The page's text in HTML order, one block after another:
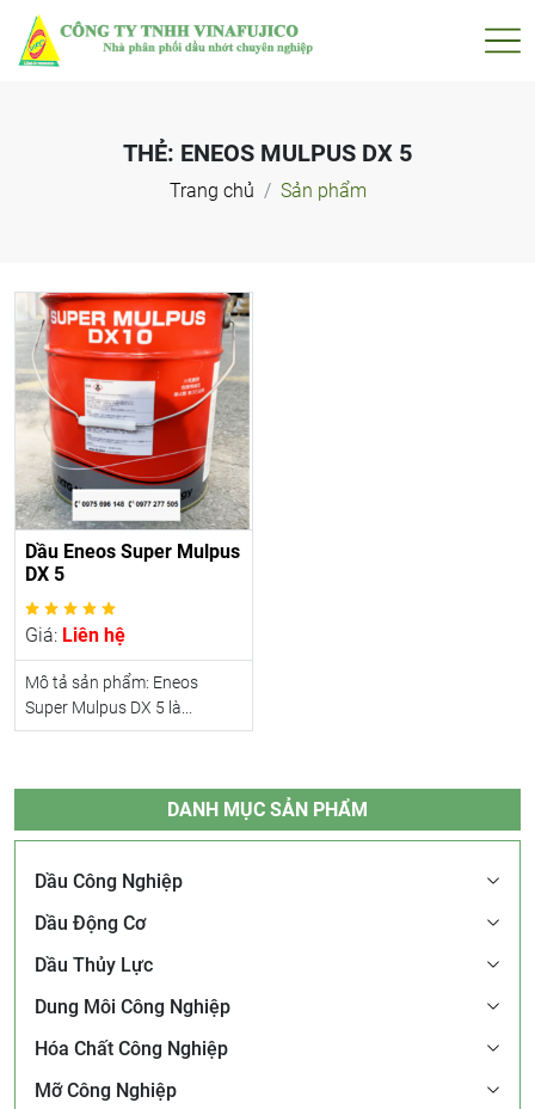
THẺ: ENEOS MULPUS DX 5
Trang chủ Sản phẩm
Dầu Eneos Super Mulpus
DX 5
Giá: Liên hệ
Mô tả sản phẩm: Eneos
Super Mulpus DX 5 là...
DANH MỤC SẢN PHẨM
Dầu Công Nghiệp
Dầu Động Cơ
Dầu Thủy Lực
Dung Môi Công Nghiệp
Hóa Chất Công Nghiệp
Mỡ Công Nghiệp